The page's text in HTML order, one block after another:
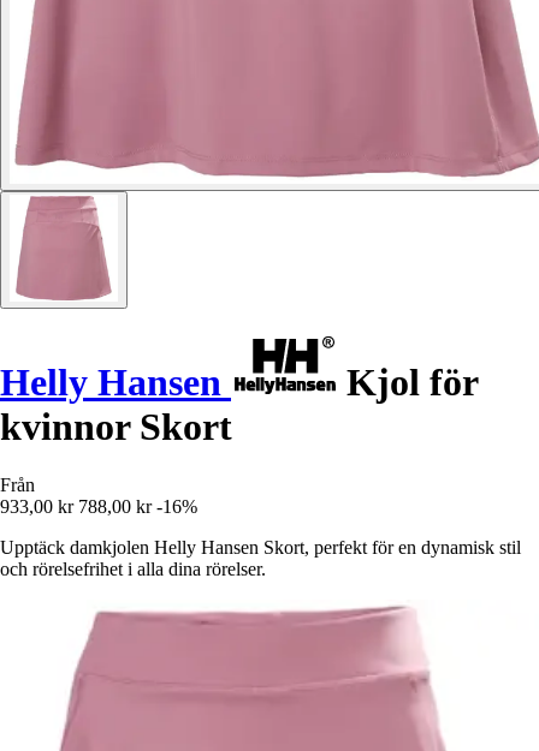
Helly Hansen
Kjol för
kvinnor Skort
Från
933,00 kr 788,00 kr -16%
Upptäck damkjolen Helly Hansen Skort, perfekt för en dynamisk stil
och rörelsefrihet i alla dina rörelser.